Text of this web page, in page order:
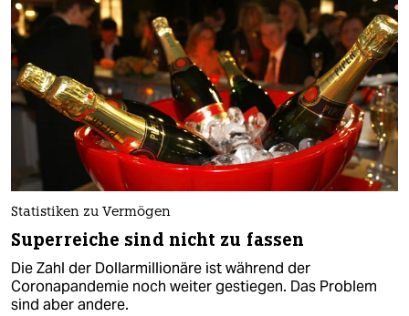
Statistiken zu Vermögen
Superreiche sind nicht zu fassen
Die Zahl der Dollarmillionäre ist während der
Coronapandemie noch weiter gestiegen. Das Problem
sind aber andere.